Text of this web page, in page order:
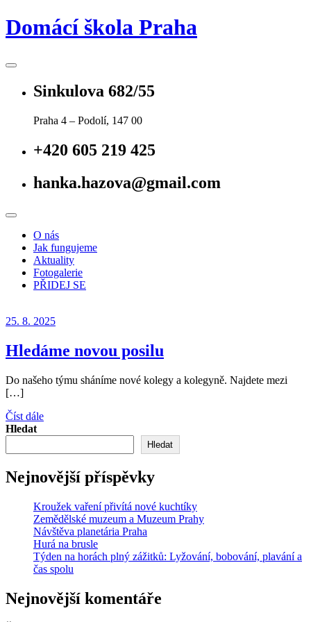
Skip
to
Domácí škola Praha
Sinkulova 682/55
Praha 4 – Podolí, 147 00
+420 605 219 425
hanka.hazova@gmail.com
O nás
Jak fungujeme
Aktuality
Fotogalerie
PŘIDEJ SE
25. 8. 2025
Hledáme novou posilu
Do našeho týmu sháníme nové kolegy a kolegyně. Najdete mezi
[…]
Číst dále
Hledat
Hledat
Nejnovější příspěvky
Kroužek vaření přivítá nové kuchtíky
Zemědělské muzeum a Muzeum Prahy
Návštěva planetária Praha
Hurá na brusle
Týden na horách plný zážitků: Lyžování, bobování, plavání a
čas spolu
Nejnovější komentáře